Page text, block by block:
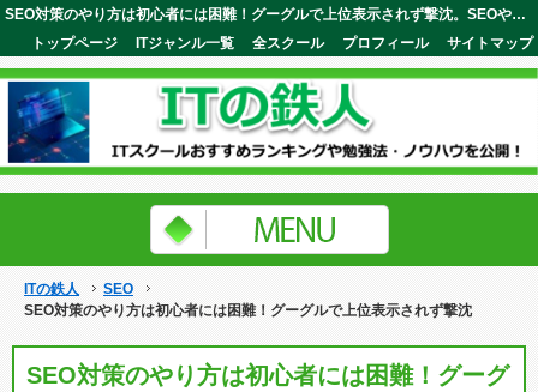
SEO対策のやり方は初心者には困難！グーグルで上位表示されず撃沈。SEOやライティングを学べるスクールが鍵。ITの鉄人
サイトマップ
プロフィール
全スクール
ITジャンル一覧
トップページ
ITの鉄人
SEO
SEO対策のやり方は初心者には困難！グーグルで上位表示されず撃沈
SEO対策のやり方は初心者には困難！グーグ